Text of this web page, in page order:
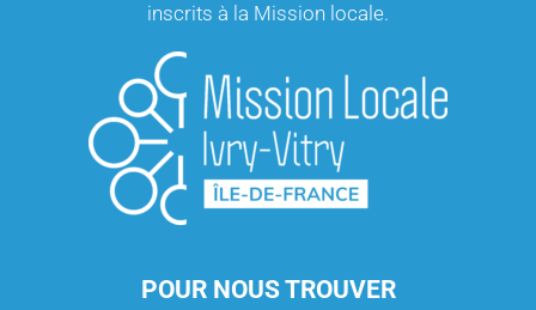
inscrits à la Mission locale.
POUR NOUS TROUVER